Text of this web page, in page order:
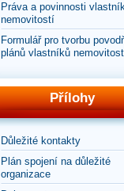
Práva a povinnosti
nemovitostí
Formulář pro tvorbu
plánů vlastníků
Přílohy
Důležité kontakty
Plán spojení na důležité
organizace